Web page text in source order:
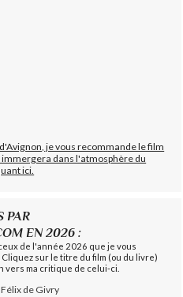
je vous recommande le film
immergera dans l'atmosphère du
ici.
PAR
EN 2026 :
de l'année 2026 que je vous
sur le titre du film (ou du livre)
vers ma critique de celui-ci.
de Givry